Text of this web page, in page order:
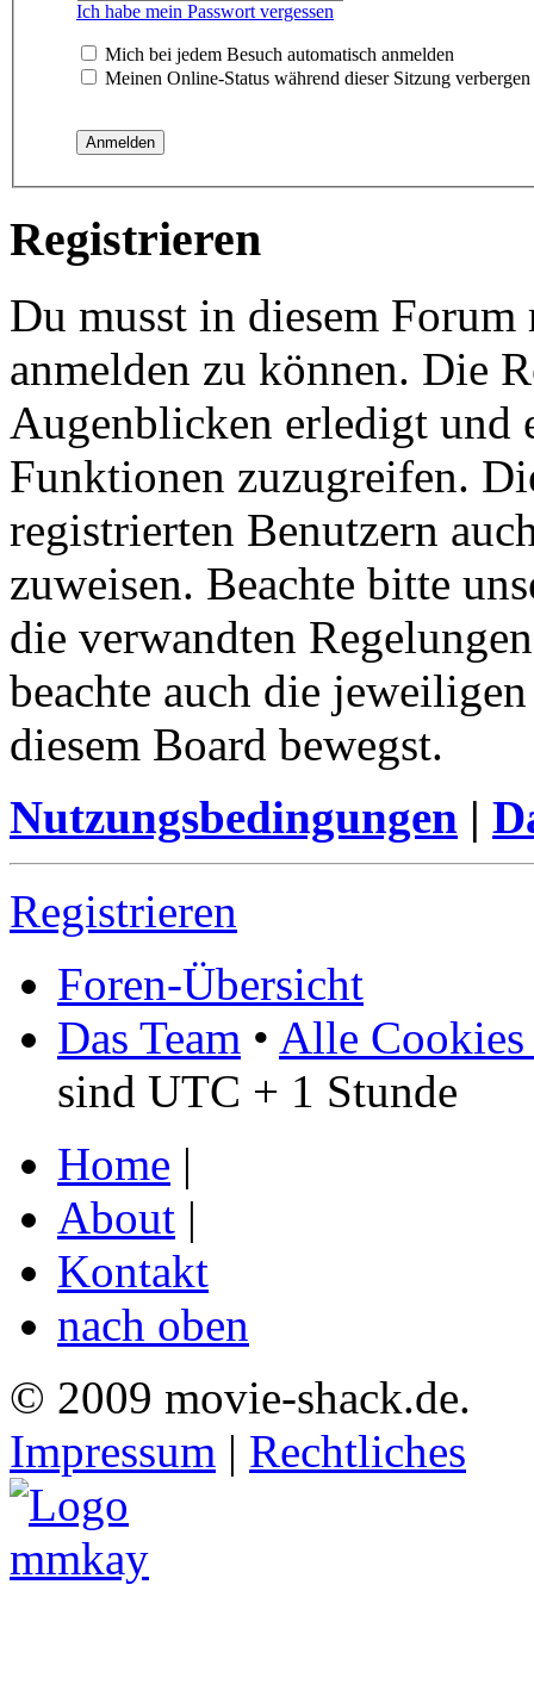
Ich habe mein Passwort vergessen
Mich bei jedem Besuch automatisch anmelden
Meinen Online-Status während dieser Sitzung verbergen
Registrieren
Du musst in diesem
anmelden zu können. Die
Augenblicken erledigt und
Funktionen zuzugreifen.
registrierten Benutzern
zuweisen. Beachte bitte
die verwandten
beachte auch die
diesem Board bewegst.
Nutzungsbedingungen |
Registrieren
Foren-Übersicht
Das Team • Alle Cookies
sind UTC + 1 Stunde
Home |
About |
Kontakt
nach oben
© 2009 movie-shack.de.
Impressum | Rechtliches